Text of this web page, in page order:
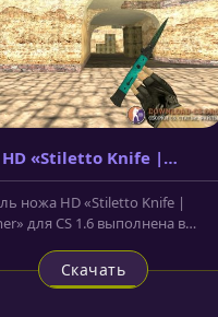
«Stiletto Knife |
ножа HD «Stiletto Knife |
для CS 1.6 выполнена в
Скачать